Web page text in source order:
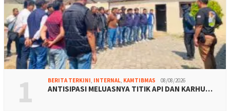
1 BERITA TERKINI, INTERNAL, KAMTIBMAS 08/08/2026
ANTISIPASI MELUASNYA TITIK API DAN KARHU…